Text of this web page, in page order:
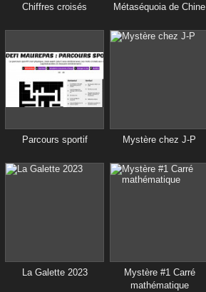
Chiffres croisés Métaséquoia de Chine
Parcours sportif Mystère chez J-P
La Galette 2023
Mystère #1 Carré
mathématique